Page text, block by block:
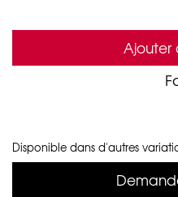
Ajouter
Disponible dans d'autres